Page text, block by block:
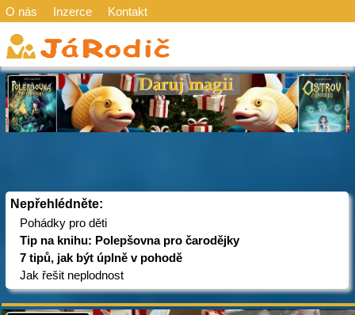
O nás Inzerce Kontakt
Nepřehlédněte:
Pohádky pro děti
Tip na knihu: Polepšovna pro čarodějky
7 tipů, jak být úplně v pohodě
Jak řešit neplodnost